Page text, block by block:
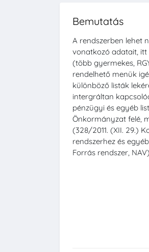
Bemutatás
A rendszerben lehet
vonatkozó adatait,
(több gyermekes,
rendelhető menük
különböző listák
intergráltan
pénzügyi és egyéb
Önkormányzat felé,
(328/2011. (XII. 29.)
rendszerhez és
Forrás rendszer, NAV)